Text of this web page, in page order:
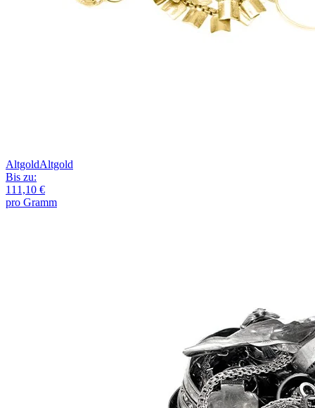
AltgoldAltgold
Bis zu:
111,10 €
pro Gramm